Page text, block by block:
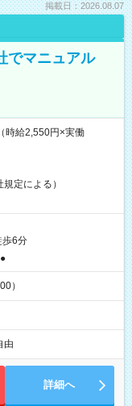
掲載日：2026.08.07
でマニュアル
時給2,550円×実働
定による）
歩6分
）
由
詳細へ